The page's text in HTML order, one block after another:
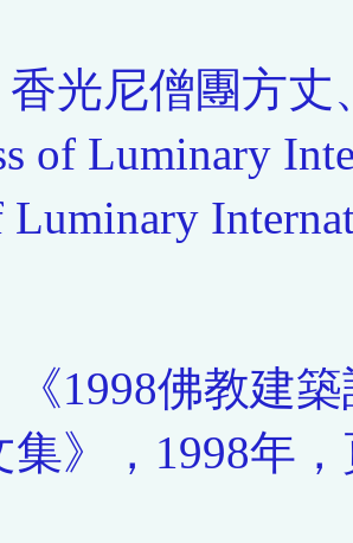
香光尼僧團方丈
of Luminary
Luminary
《1998佛教建
》，1998年，